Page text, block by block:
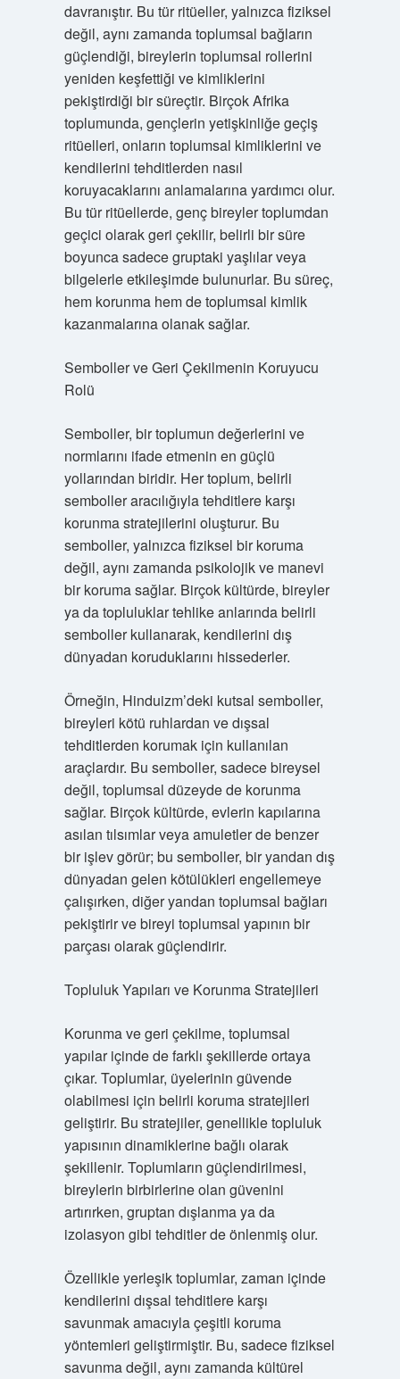
davranıştır. Bu tür ritüeller, yalnızca fiziksel
değil, aynı zamanda toplumsal bağların
güçlendiği, bireylerin toplumsal rollerini
yeniden keşfettiği ve kimliklerini
pekiştirdiği bir süreçtir. Birçok Afrika
toplumunda, gençlerin yetişkinliğe geçiş
ritüelleri, onların toplumsal kimliklerini ve
kendilerini tehditlerden nasıl
koruyacaklarını anlamalarına yardımcı olur.
Bu tür ritüellerde, genç bireyler toplumdan
geçici olarak geri çekilir, belirli bir süre
boyunca sadece gruptaki yaşlılar veya
bilgelerle etkileşimde bulunurlar. Bu süreç,
hem korunma hem de toplumsal kimlik
kazanmalarına olanak sağlar.
Semboller ve Geri Çekilmenin Koruyucu
Rolü
Semboller, bir toplumun değerlerini ve
normlarını ifade etmenin en güçlü
yollarından biridir. Her toplum, belirli
semboller aracılığıyla tehditlere karşı
korunma stratejilerini oluşturur. Bu
semboller, yalnızca fiziksel bir koruma
değil, aynı zamanda psikolojik ve manevi
bir koruma sağlar. Birçok kültürde, bireyler
ya da topluluklar tehlike anlarında belirli
semboller kullanarak, kendilerini dış
dünyadan koruduklarını hissederler.
Örneğin, Hinduizm’deki kutsal semboller,
bireyleri kötü ruhlardan ve dışsal
tehditlerden korumak için kullanılan
araçlardır. Bu semboller, sadece bireysel
değil, toplumsal düzeyde de korunma
sağlar. Birçok kültürde, evlerin kapılarına
asılan tılsımlar veya amuletler de benzer
bir işlev görür; bu semboller, bir yandan dış
dünyadan gelen kötülükleri engellemeye
çalışırken, diğer yandan toplumsal bağları
pekiştirir ve bireyi toplumsal yapının bir
parçası olarak güçlendirir.
Topluluk Yapıları ve Korunma Stratejileri
Korunma ve geri çekilme, toplumsal
yapılar içinde de farklı şekillerde ortaya
çıkar. Toplumlar, üyelerinin güvende
olabilmesi için belirli koruma stratejileri
geliştirir. Bu stratejiler, genellikle topluluk
yapısının dinamiklerine bağlı olarak
şekillenir. Toplumların güçlendirilmesi,
bireylerin birbirlerine olan güvenini
artırırken, gruptan dışlanma ya da
izolasyon gibi tehditler de önlenmiş olur.
Özellikle yerleşik toplumlar, zaman içinde
kendilerini dışsal tehditlere karşı
savunmak amacıyla çeşitli koruma
yöntemleri geliştirmiştir. Bu, sadece fiziksel
savunma değil, aynı zamanda kültürel